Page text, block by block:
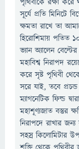
সূর্যে প্রতি মিনিটে
ক্ষমতা রাখে তা
হিরোশিমায় পতিত
ভ্যান অ্যালেন
মহাবিশ্ব নিরাপদ
করে সৃষ্ট পৃথিবী
সরে যাই, তবে
ম্যাগনেটিক ফিল্ড
মহাশূণ্যজাত বস্তুর
নিরাপদে রাখার
সহস্র কিলোমিটার